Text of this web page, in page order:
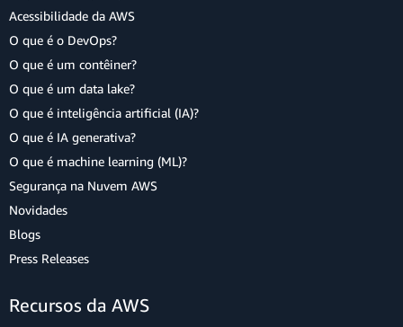
Acessibilidade da AWS
O que é o DevOps?
O que é um contêiner?
O que é um data lake?
O que é inteligência artificial (IA)?
O que é IA generativa?
O que é machine learning (ML)?
Segurança na Nuvem AWS
Novidades
Blogs
Press Releases
Recursos da AWS